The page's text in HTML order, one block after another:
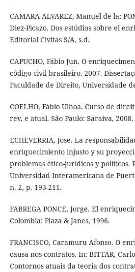
CAMARA ALVAREZ, Manuel de la;
Diez-Picazo. Dos estúdios sobre el
Editorial Civitas S/A, s.d.
CAPUCHO, Fábio Jun. O
código civil brasileiro. 2007.
Faculdade de Direito, Universidade
COELHO, Fábio Ulhoa. Curso de
rev. e atual. São Paulo: Saraiva, 2008.
ECHEVERRIA, Jose. La
enriquecimiento injusto y su
problemas ético-jurídicos y políticos.
Universidad Interamericana de
n. 2, p. 193-211.
FABREGA PONCE, Jorge. El
Colombia: Plaza & Janes, 1996.
FRANCISCO, Caramuru Afonso. O
causa nos contratos. In: BITTAR,
Contornos atuais da teoria dos